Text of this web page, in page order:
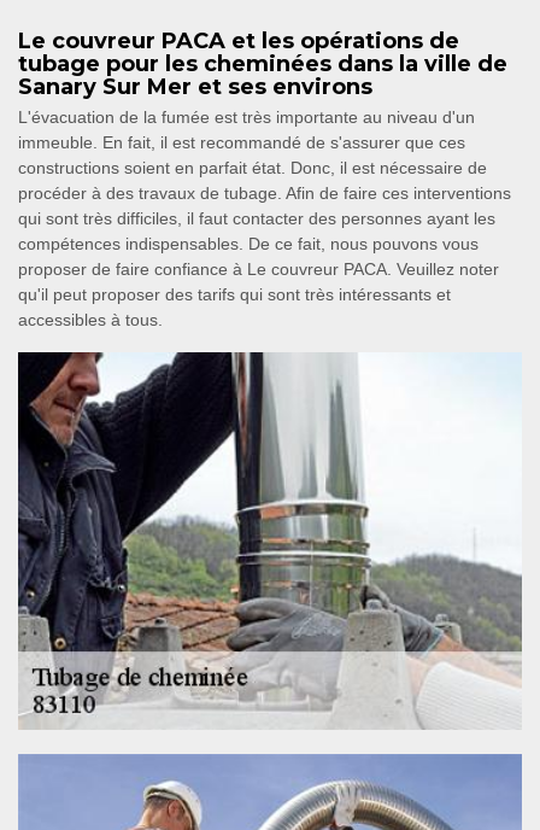
Le couvreur PACA et les opérations de
tubage pour les cheminées dans la ville de
Sanary Sur Mer et ses environs
L'évacuation de la fumée est très importante au niveau d'un
immeuble. En fait, il est recommandé de s'assurer que ces
constructions soient en parfait état. Donc, il est nécessaire de
procéder à des travaux de tubage. Afin de faire ces interventions
qui sont très difficiles, il faut contacter des personnes ayant les
compétences indispensables. De ce fait, nous pouvons vous
proposer de faire confiance à Le couvreur PACA. Veuillez noter
qu'il peut proposer des tarifs qui sont très intéressants et
accessibles à tous.